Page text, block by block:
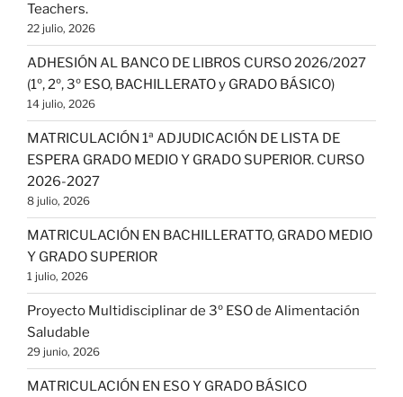
Teachers.
22 julio, 2026
ADHESIÓN AL BANCO DE LIBROS CURSO 2026/2027
(1º, 2º, 3º ESO, BACHILLERATO y GRADO BÁSICO)
14 julio, 2026
MATRICULACIÓN 1ª ADJUDICACIÓN DE LISTA DE
ESPERA GRADO MEDIO Y GRADO SUPERIOR. CURSO
2026-2027
8 julio, 2026
MATRICULACIÓN EN BACHILLERATTO, GRADO MEDIO
Y GRADO SUPERIOR
1 julio, 2026
Proyecto Multidisciplinar de 3º ESO de Alimentación
Saludable
29 junio, 2026
MATRICULACIÓN EN ESO Y GRADO BÁSICO